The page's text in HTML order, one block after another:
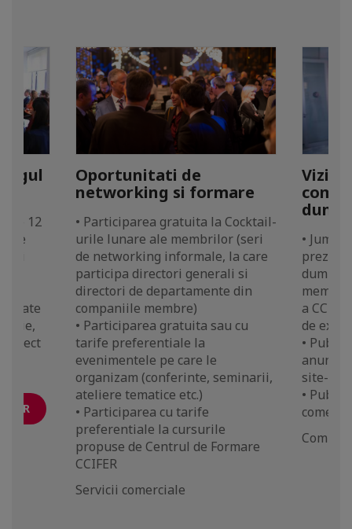
12
ale
Oportunitati de
networking si formare
• Participarea gratuita la Cocktail-
urile lunare ale membrilor (seri
de networking informale, la care
participa directori generali si
directori de departamente din
companiile membre)
• Participarea gratuita sau cu
tarife preferentiale la
evenimentele pe care le
organizam (conferinte, seminarii,
ateliere tematice etc.)
• Participarea cu tarife
preferentiale la cursurile
propuse de Centrul de Formare
CCIFER
Servicii comerciale
•
a
de
•
site-ul
•